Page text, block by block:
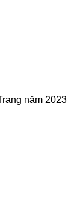
năm 2023